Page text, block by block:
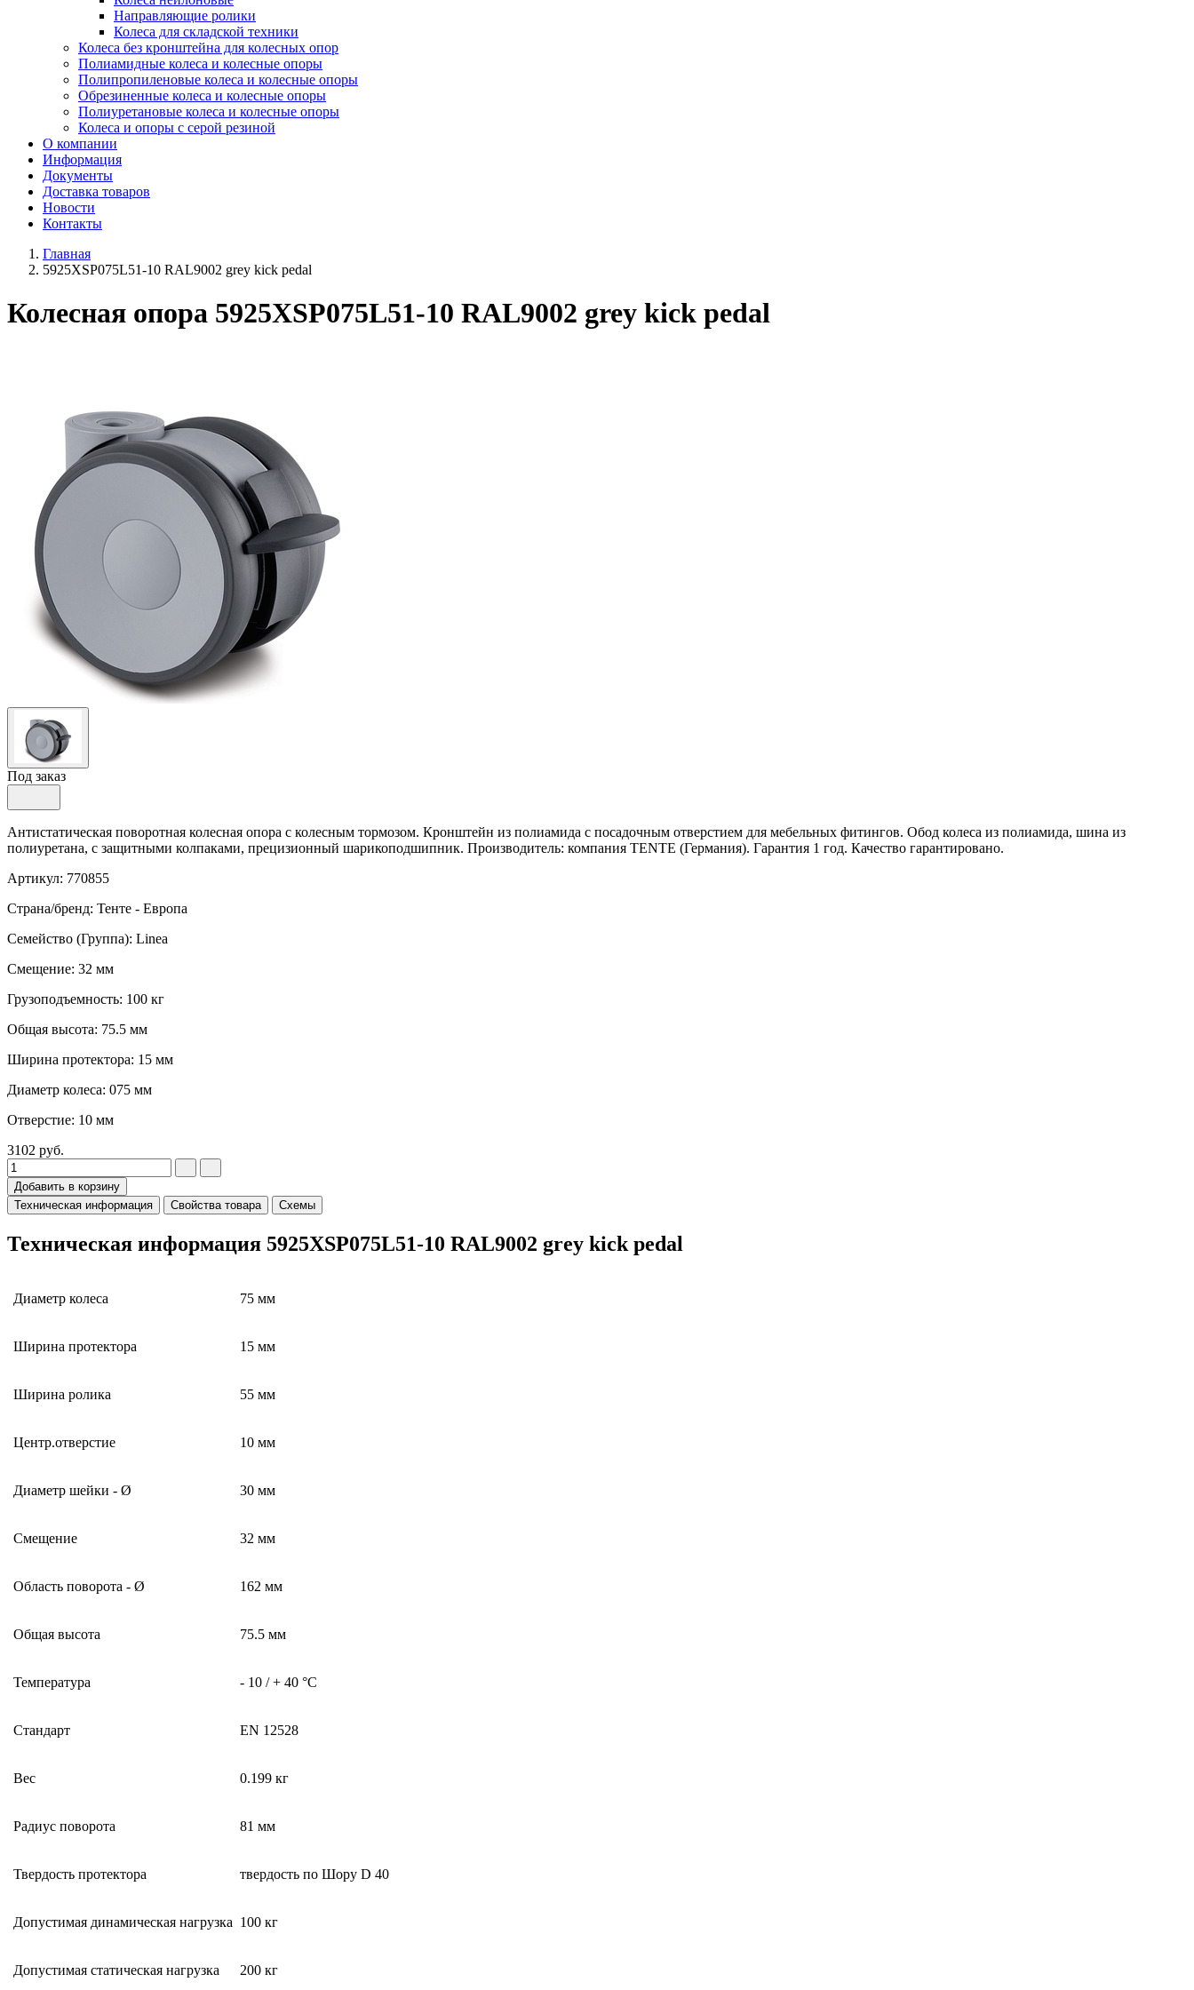
Направляющие ролики
Колеса для складской техники
Колеса без кронштейна для колесных опор
Полиамидные колеса и колесные опоры
Полипропиленовые колеса и колесные опоры
Обрезиненные колеса и колесные опоры
Полиуретановые колеса и колесные опоры
Колеса и опоры с серой резиной
О компании
Информация
Документы
Доставка товаров
Новости
Контакты
Главная
5925XSP075L51-10 RAL9002 grey kick pedal
Колесная опора 5925XSP075L51-10 RAL9002 grey kick pedal
Под заказ
Антистатическая поворотная колесная опора с колесным тормозом. Кронштейн из полиамида с посадочным отверстием для мебельных фитингов. Обод колеса из полиамида, шина из
полиуретана, с защитными колпаками, прецизионный шарикоподшипник. Производитель: компания TENTE (Германия). Гарантия 1 год. Качество гарантировано.
Артикул: 770855
Страна/бренд: Тенте - Европа
Семейство (Группа): Linea
Смещение: 32 мм
Грузоподъемность: 100 кг
Общая высота: 75.5 мм
Ширина протектора: 15 мм
Диаметр колеса: 075 мм
Отверстие: 10 мм
3102 руб.
Добавить в корзину
Техническая информация
Свойства товара Схемы
Техническая информация 5925XSP075L51-10 RAL9002 grey kick pedal
Диаметр колеса 75 мм
Ширина протектора 15 мм
Ширина ролика 55 мм
Центр.отверстие 10 мм
Диаметр шейки - Ø 30 мм
Смещение 32 мм
Область поворота - Ø 162 мм
Общая высота 75.5 мм
Температура - 10 / + 40 °C
Стандарт EN 12528
Вес 0.199 кг
Радиус поворота 81 мм
Твердость протектора твердость по Шору D 40
Допустимая динамическая нагрузка 100 кг
Допустимая статическая нагрузка 200 кг